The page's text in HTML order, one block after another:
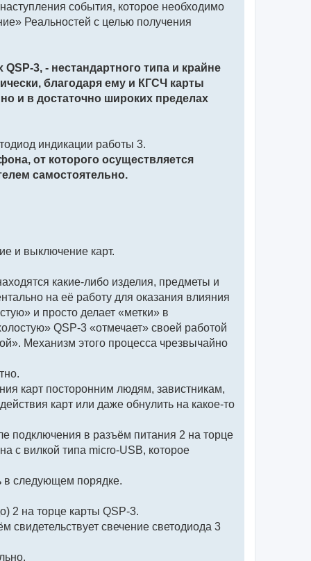
события, которое необходимо
Реальностей с целью получения
3, - нестандартного типа и крайне
благодаря ему и КГСЧ карты
и в достаточно широких пределах
индикации работы 3.
от которого осуществляется
самостоятельно.
и выключение карт.
какие-либо изделия, предметы и
на её работу для оказания влияния
и просто делает «метки» в
QSP-3 «отмечает» своей работой
Механизм этого процесса чрезвычайно
карт посторонним людям, завистникам,
карт или даже обнулить на какое-то
подключения в разъём питания 2 на торце
с вилкой типа micro-USB, которое
в следующем порядке.
2 на торце карты QSP-3.
свидетельствует свечение светодиода 3